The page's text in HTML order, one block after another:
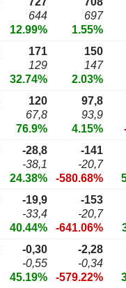
644
12.99%
697
1.55%
171
129
32.74%
150
147
2.03%
120
67,8
76.9%
97,8
93,9
4.15%
-28,8
-38,1
24.38%
-141
-20,7
-580.68%
-19,9
-33,4
40.44%
-153
-20,7
-641.06%
-0,30
-0,55
45.19%
-2,28
-0,34
-579.22%